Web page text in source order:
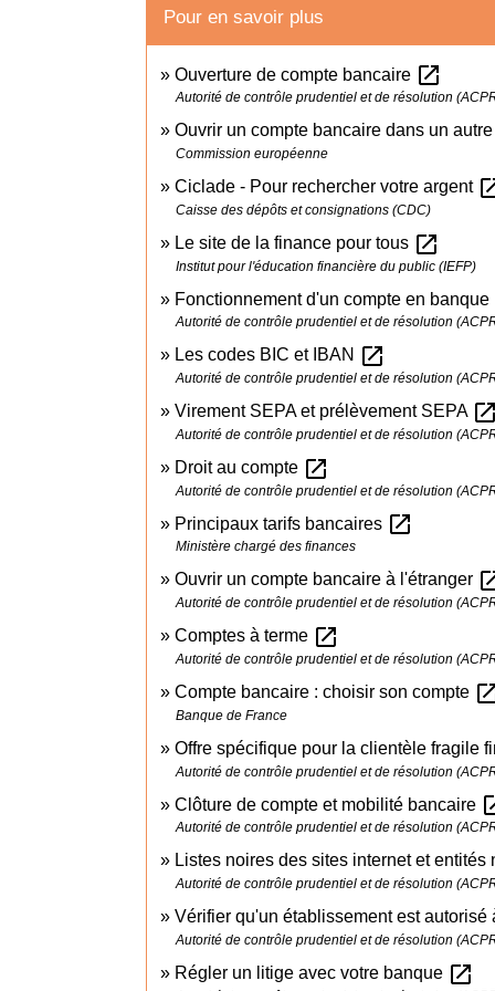
Pour en savoir plus
Ouverture de compte bancaire open_in_new
Autorité de contrôle prudentiel et de résolution
Ouvrir un compte bancaire dans un
Commission européenne
Ciclade - Pour rechercher votre argent
Caisse des dépôts et consignations (CDC)
Le site de la finance pour tous open_in_new
Institut pour l'éducation financière du public (IEFP)
Fonctionnement d'un compte en banque
Autorité de contrôle prudentiel et de résolution
Les codes BIC et IBAN open_in_new
Autorité de contrôle prudentiel et de résolution
Virement SEPA et prélèvement SEPA open_in_new
Autorité de contrôle prudentiel et de résolution
Droit au compte open_in_new
Autorité de contrôle prudentiel et de résolution
Principaux tarifs bancaires open_in_new
Ministère chargé des finances
Ouvrir un compte bancaire à l'étranger
Autorité de contrôle prudentiel et de résolution
Comptes à terme open_in_new
Autorité de contrôle prudentiel et de résolution
Compte bancaire : choisir son compte
Banque de France
Offre spécifique pour la clientèle fragile
Autorité de contrôle prudentiel et de résolution
Clôture de compte et mobilité bancaire
Autorité de contrôle prudentiel et de résolution
Listes noires des sites internet et entités
Autorité de contrôle prudentiel et de résolution
Vérifier qu'un établissement est autorisé
Autorité de contrôle prudentiel et de résolution
Régler un litige avec votre banque open_in_new